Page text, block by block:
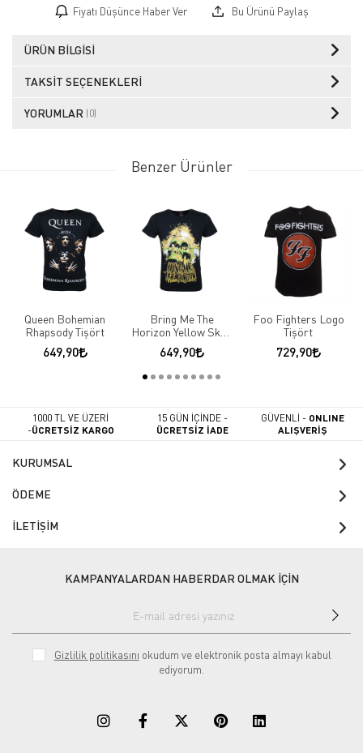
Fiyatı Düşünce Haber Ver Bu Ürünü Paylaş
ÜRÜN BILGISI
TAKSIT SEÇENEKLERI
YORUMLAR (0)
Benzer Ürünler
Queen Bohemian
Rhapsody Tişört
649,90
Bring Me The
Horizon Yellow Skull
Logo Tişört
649,90
Foo Fighters Logo
Tişört
729,90
1000 TL VE ÜZERİ
-ÜCRETSİZ KARGO
15 GÜN İÇİNDE -
ÜCRETSİZ İADE
GÜVENLİ - ONLINE
ALIŞVERİŞ
KURUMSAL
ÖDEME
İLETİŞİM
KAMPANYALARDAN HABERDAR OLMAK İÇİN
Gizlilik politikasını okudum ve elektronik posta almayı kabul
ediyorum.